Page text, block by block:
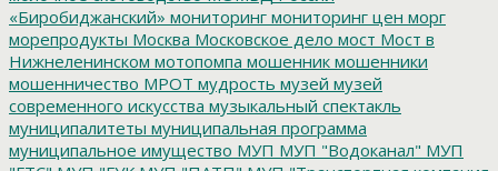
«Биробиджанский» мониторинг мониторинг цен морг
морепродукты Москва Московское дело мост Мост в
Нижнеленинском мотопомпа мошенник мошенники
мошенничество МРОТ мудрость музей музей
современного искусства музыкальный спектакль
муниципалитеты муниципальная программа
муниципальное имущество МУП МУП "Водоканал" МУП